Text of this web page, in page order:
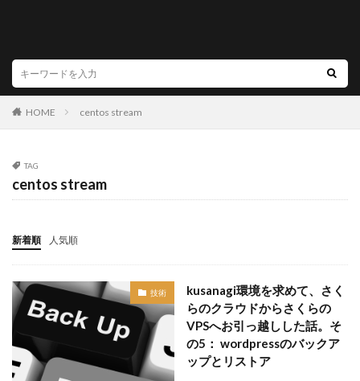
HOME centos stream
TAG
centos stream
新着順 人気順
技術
kusanagi環境を求めて、さく
らのクラウドからさくらの
VPSへお引っ越しした話。そ
の5： wordpressのバックア
ップとリストア